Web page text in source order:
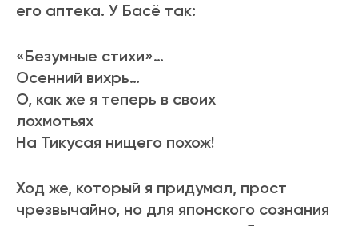
его аптека. У Басё так:
«Безумные стихи»…
Осенний вихрь…
О, как же я теперь в своих
лохмотьях
На Тикусая нищего похож!
Ход же, который я придумал, прост
чрезвычайно, но для японского сознания